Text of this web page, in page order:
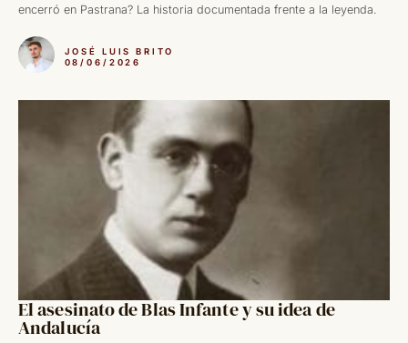
encerró en Pastrana? La historia documentada frente a la leyenda.
JOSÉ LUIS BRITO
08/06/2026
El asesinato de Blas Infante y su idea de
Andalucía